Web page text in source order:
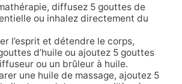
diffusez 5 gouttes de
ou inhalez directement du
l’esprit et détendre le corps,
d’huile ou ajoutez 5 gouttes
ou un brûleur à huile.
une huile de massage, ajoutez 5